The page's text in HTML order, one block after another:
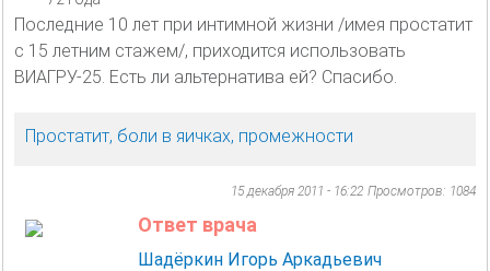
Последние 10 лет при интимной жизни /имея простатит
с 15 летним стажем/, приходится использовать
ВИАГРУ-25. Есть ли альтернатива ей? Спасибо.
Простатит, боли в яичках, промежности
15 декабря 2011 - 16:22 Просмотров: 1084
Ответ врача
Шадёркин Игорь Аркадьевич